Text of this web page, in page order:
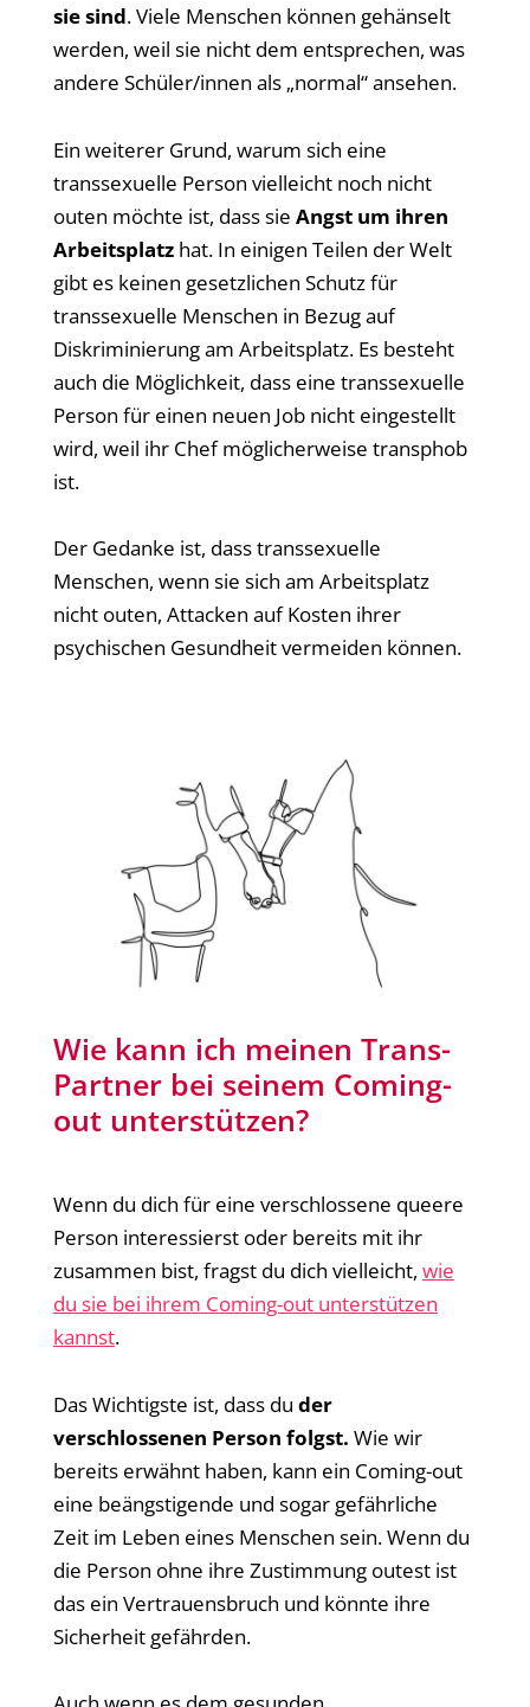
sie sind. Viele Menschen können gehänselt
werden, weil sie nicht dem entsprechen, was
andere Schüler/innen als „normal“ ansehen.
Ein weiterer Grund, warum sich eine
transsexuelle Person vielleicht noch nicht
outen möchte ist, dass sie Angst um ihren
Arbeitsplatz hat. In einigen Teilen der Welt
gibt es keinen gesetzlichen Schutz für
transsexuelle Menschen in Bezug auf
Diskriminierung am Arbeitsplatz. Es besteht
auch die Möglichkeit, dass eine transsexuelle
Person für einen neuen Job nicht eingestellt
wird, weil ihr Chef möglicherweise transphob
ist.
Der Gedanke ist, dass transsexuelle
Menschen, wenn sie sich am Arbeitsplatz
nicht outen, Attacken auf Kosten ihrer
psychischen Gesundheit vermeiden können.
Wie kann ich meinen Trans-
Partner bei seinem Coming-
out unterstützen?
Wenn du dich für eine verschlossene queere
Person interessierst oder bereits mit ihr
zusammen bist, fragst du dich vielleicht, wie
du sie bei ihrem Coming-out unterstützen
kannst.
Das Wichtigste ist, dass du der
verschlossenen Person folgst. Wie wir
bereits erwähnt haben, kann ein Coming-out
eine beängstigende und sogar gefährliche
Zeit im Leben eines Menschen sein. Wenn du
die Person ohne ihre Zustimmung outest ist
das ein Vertrauensbruch und könnte ihre
Sicherheit gefährden.